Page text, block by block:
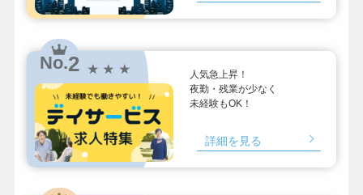
No.2 ★ ★ ★
人気急上昇！
夜勤・残業が少なく
未経験もOK！
詳細を見る